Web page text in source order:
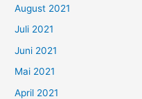
n
a
c
h
:
August 2021
Juli 2021
Juni 2021
Mai 2021
April 2021